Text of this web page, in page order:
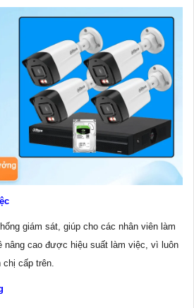
giám sát, giúp cho các nhân viên làm
nâng cao được hiệu suất làm việc, vì luôn
cấp trên.